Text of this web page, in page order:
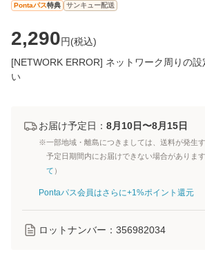
Pontaパス特典 サンキュー配送
2,290円(税込)
[NETWORK ERROR] ネットワーク周りの設
い
お届け予定日： 8月10日〜8月15日
※一部地域・離島につきましては、送料が発生
予定日期間内にお届けできない場合がありま
て ）
Pontaパス会員はさらに+1%ポイント還元
ロットナンバー： 356982034